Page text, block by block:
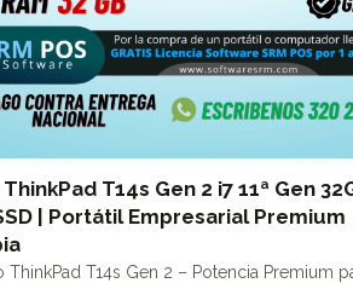
T14s Gen 2 i7 11ª Gen
| Portátil Empresarial Premium
ThinkPad T14s Gen 2 – Potencia Premium